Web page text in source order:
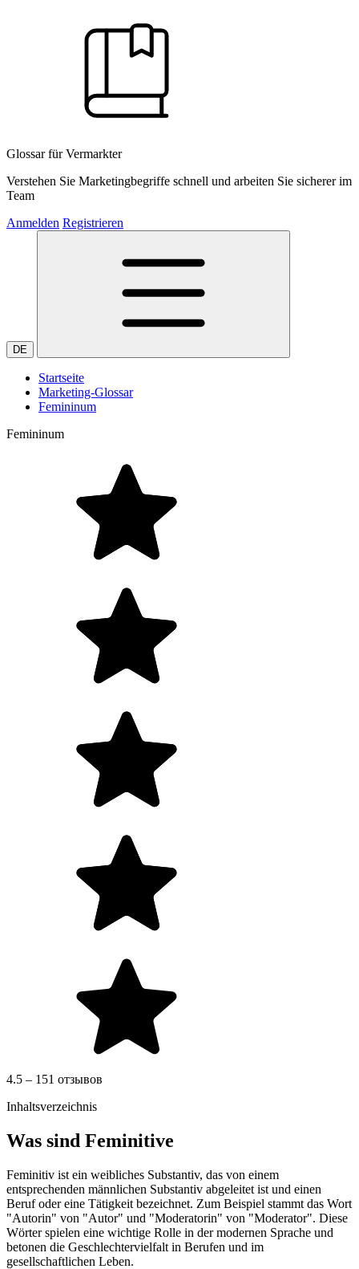
Glossar für Vermarkter
Verstehen Sie Marketingbegriffe schnell und arbeiten Sie sicherer im
Team
Anmelden Registrieren
DE
Startseite
Marketing-Glossar
Femininum
Femininum
4.5 – 151 отзывов
Inhaltsverzeichnis
Was sind Feminitive
Feminitiv ist ein weibliches Substantiv, das von einem
entsprechenden männlichen Substantiv abgeleitet ist und einen
Beruf oder eine Tätigkeit bezeichnet. Zum Beispiel stammt das Wort
"Autorin" von "Autor" und "Moderatorin" von "Moderator". Diese
Wörter spielen eine wichtige Rolle in der modernen Sprache und
betonen die Geschlechtervielfalt in Berufen und im
gesellschaftlichen Leben.